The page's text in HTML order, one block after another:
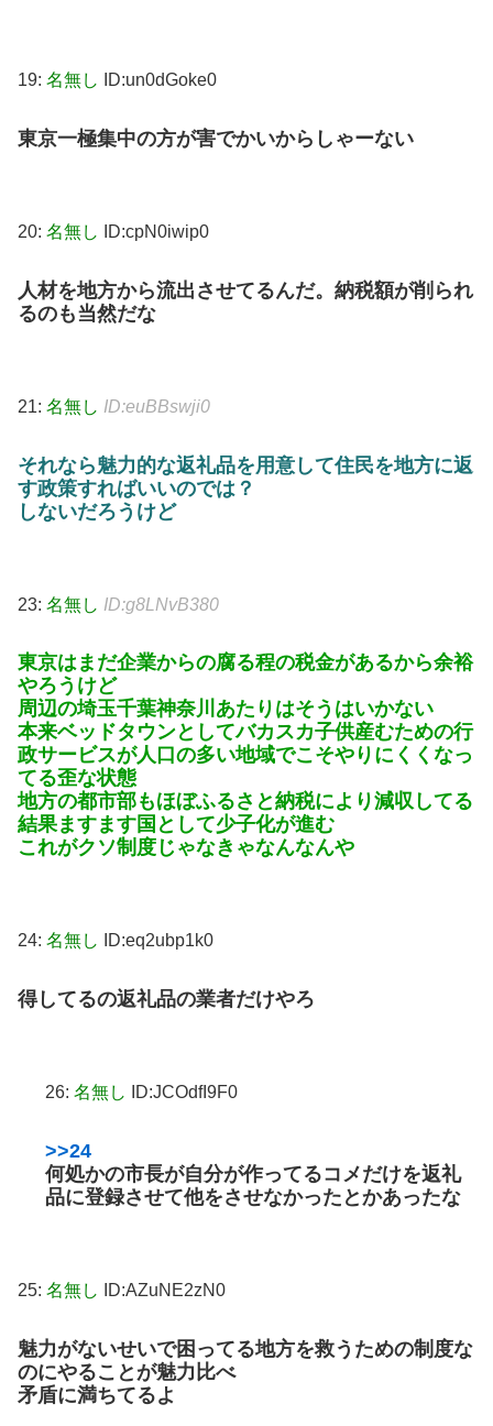
19: 名無し ID:un0dGoke0
東京一極集中の方が害でかいからしゃーない
20: 名無し ID:cpN0iwip0
人材を地方から流出させてるんだ。納税額が削られ
るのも当然だな
21: 名無し ID:euBBswji0
それなら魅力的な返礼品を用意して住民を地方に返
す政策すればいいのでは？
しないだろうけど
23: 名無し ID:g8LNvB380
東京はまだ企業からの腐る程の税金があるから余裕
やろうけど
周辺の埼玉千葉神奈川あたりはそうはいかない
本来ベッドタウンとしてバカスカ子供産むための行
政サービスが人口の多い地域でこそやりにくくなっ
てる歪な状態
地方の都市部もほぼふるさと納税により減収してる
結果ますます国として少子化が進む
これがクソ制度じゃなきゃなんなんや
24: 名無し ID:eq2ubp1k0
得してるの返礼品の業者だけやろ
26: 名無し ID:JCOdfI9F0
>>24
何処かの市長が自分が作ってるコメだけを返礼
品に登録させて他をさせなかったとかあったな
25: 名無し ID:AZuNE2zN0
魅力がないせいで困ってる地方を救うための制度な
のにやることが魅力比べ
矛盾に満ちてるよ